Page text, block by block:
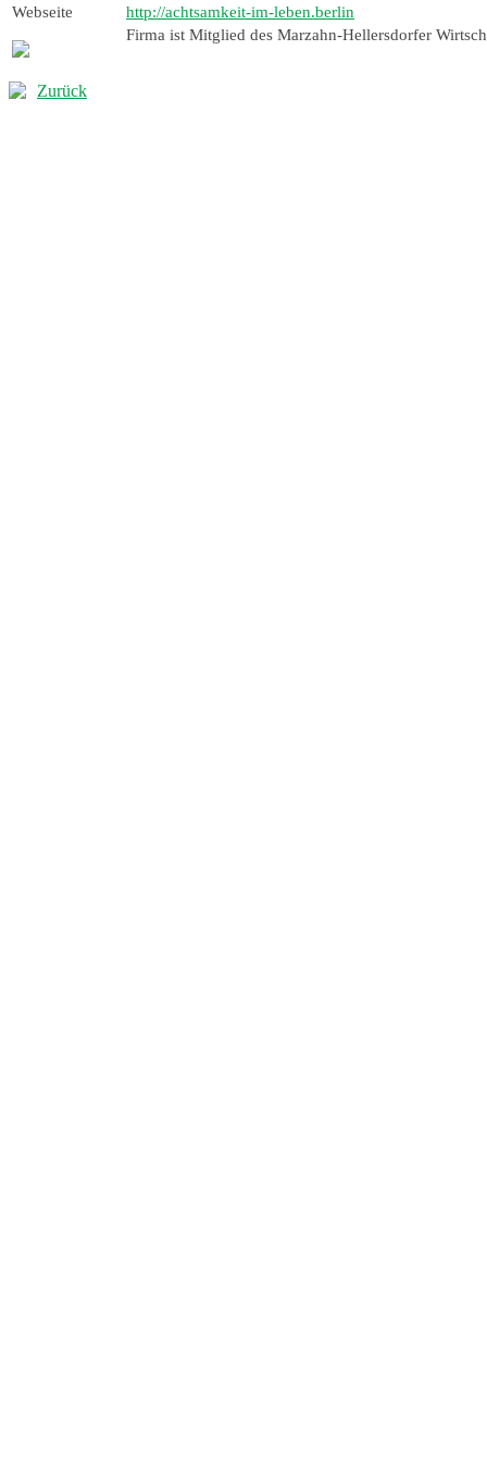
Webseite
http://achtsamkeit-im-leben.berlin
Firma ist Mitglied des Marzahn-Hellersdorfer
Zurück